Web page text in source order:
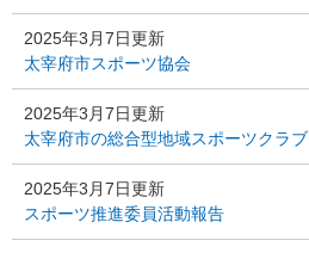
2025年3月7日更新
太宰府市スポーツ協会
2025年3月7日更新
太宰府市の総合型地域スポーツクラブ
2025年3月7日更新
スポーツ推進委員活動報告